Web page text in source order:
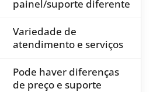
painel/suporte diferente
Variedade de
atendimento e serviços
Pode haver diferenças
de preço e suporte